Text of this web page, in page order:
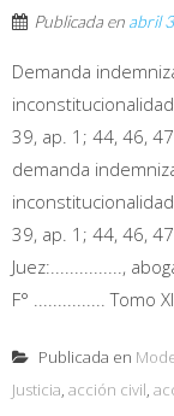
Publicada en abril
Demanda
39, ap. 1; 44, 46,
demanda
39, ap. 1; 44, 46,
Juez:...............,
F° ............... Tomo
Publicada en
Justicia, acción civil,